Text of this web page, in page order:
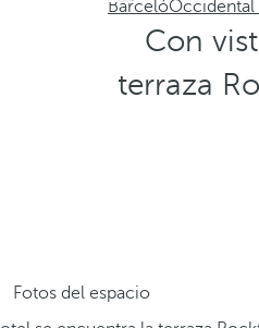
BarcelóOccidental
Con
terraza
Fotos del espacio